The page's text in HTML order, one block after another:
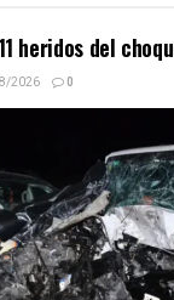
heridos del
2026 0